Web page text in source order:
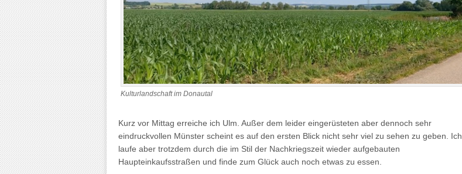
Kulturlandschaft im Donautal
Kurz vor Mittag erreiche ich Ulm. Außer dem leider eingerüsteten aber dennoch sehr
eindruckvollen Münster scheint es auf den ersten Blick nicht sehr viel zu sehen zu geben. Ich
laufe aber trotzdem durch die im Stil der Nachkriegszeit wieder aufgebauten
Haupteinkaufsstraßen und finde zum Glück auch noch etwas zu essen.